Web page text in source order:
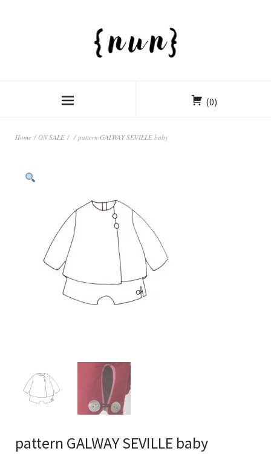
(0)
Home / ON SALE / / pattern GALWAY SEVILLE baby
pattern GALWAY SEVILLE baby